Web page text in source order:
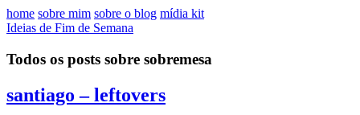
home sobre mim sobre o blog mídia kit
Ideias de Fim de Semana
Todos os posts sobre sobremesa
santiago – leftovers